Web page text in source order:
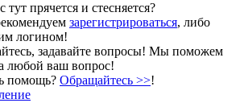
тут прячется и стесняется?
зарегистрироваться, либо
логином!
задавайте вопросы! Мы поможем
любой ваш вопрос!
помощь? Обращайтесь >>!